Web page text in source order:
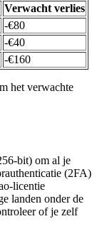
Verwacht verlies
-€80
-€40
-€160
het verwachte
bit) om al je
(2FA)
licentie
landen onder de
of je zelf